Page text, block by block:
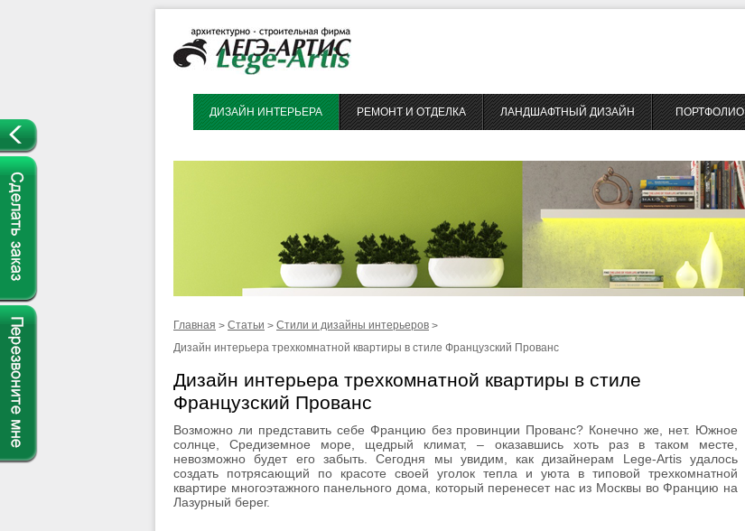
ДИЗАЙН ИНТЕРЬЕРА РЕМОНТ И ОТДЕЛКА ЛАНДШАФТНЫЙ ДИЗАЙН ПОРТФОЛИО
Главная > Статьи > Стили и дизайны интерьеров >
Дизайн интерьера трехкомнатной квартиры в стиле Французский Прованс
Дизайн интерьера трехкомнатной квартиры в стиле
Французский Прованс
Возможно ли представить себе Францию без провинции Прованс? Конечно же, нет. Южное
солнце, Средиземное море, щедрый климат, – оказавшись хоть раз в таком месте,
невозможно будет его забыть. Сегодня мы увидим, как дизайнерам Lege-Artis удалось
создать потрясающий по красоте своей уголок тепла и уюта в типовой трехкомнатной
квартире многоэтажного панельного дома, который перенесет нас из Москвы во Францию на
Лазурный берег.